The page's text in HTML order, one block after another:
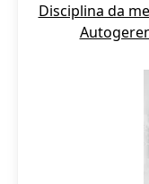
Disciplina da